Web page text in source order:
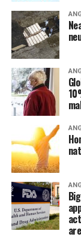
Autoriser
Convertir
culture
Post Views: